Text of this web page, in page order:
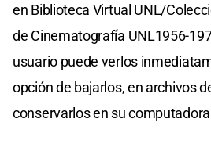
en Biblioteca Virtual UNL/
de Cinematografía UNL1956-
usuario puede verlos
opción de bajarlos, en archivos
conservarlos en su